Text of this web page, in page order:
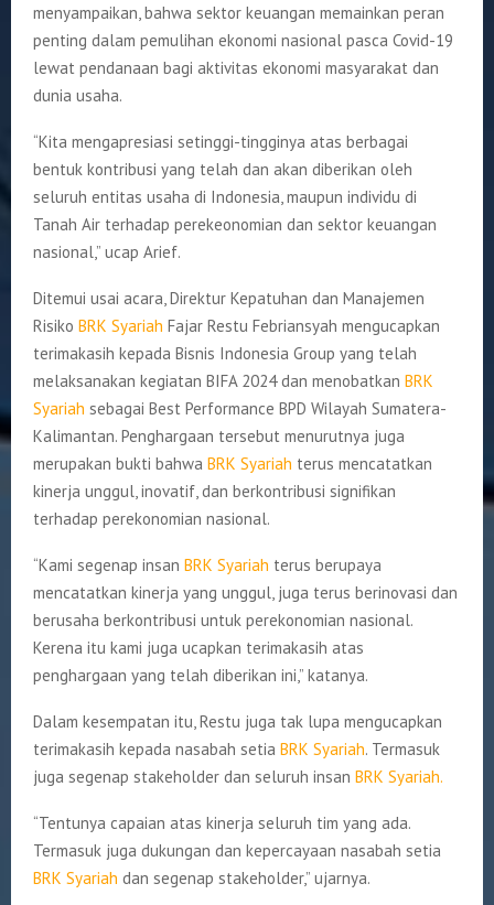
menyampaikan, bahwa sektor keuangan memainkan peran
penting dalam pemulihan ekonomi nasional pasca Covid-19
lewat pendanaan bagi aktivitas ekonomi masyarakat dan
dunia usaha.
“Kita mengapresiasi setinggi-tingginya atas berbagai
bentuk kontribusi yang telah dan akan diberikan oleh
seluruh entitas usaha di Indonesia, maupun individu di
Tanah Air terhadap perekeonomian dan sektor keuangan
nasional,” ucap Arief.
Ditemui usai acara, Direktur Kepatuhan dan Manajemen
Risiko BRK Syariah Fajar Restu Febriansyah mengucapkan
terimakasih kepada Bisnis Indonesia Group yang telah
melaksanakan kegiatan BIFA 2024 dan menobatkan BRK
Syariah sebagai Best Performance BPD Wilayah Sumatera-
Kalimantan. Penghargaan tersebut menurutnya juga
merupakan bukti bahwa BRK Syariah terus mencatatkan
kinerja unggul, inovatif, dan berkontribusi signifikan
terhadap perekonomian nasional.
“Kami segenap insan BRK Syariah terus berupaya
mencatatkan kinerja yang unggul, juga terus berinovasi dan
berusaha berkontribusi untuk perekonomian nasional.
Kerena itu kami juga ucapkan terimakasih atas
penghargaan yang telah diberikan ini,” katanya.
Dalam kesempatan itu, Restu juga tak lupa mengucapkan
terimakasih kepada nasabah setia BRK Syariah. Termasuk
juga segenap stakeholder dan seluruh insan BRK Syariah.
“Tentunya capaian atas kinerja seluruh tim yang ada.
Termasuk juga dukungan dan kepercayaan nasabah setia
BRK Syariah dan segenap stakeholder,” ujarnya.